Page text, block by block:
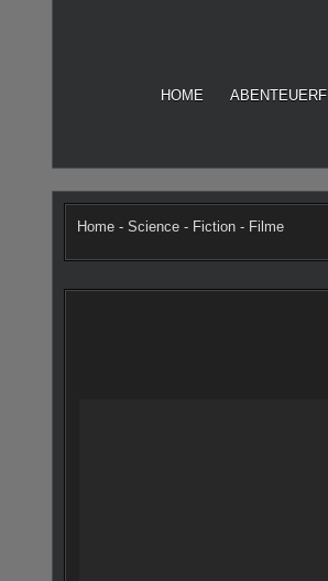
HOME
Home - Science - Fiction - Filme